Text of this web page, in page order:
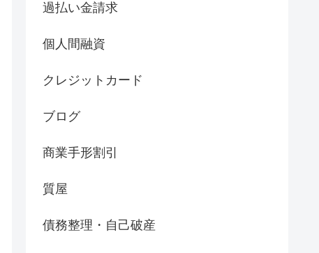
過払い金請求
個人間融資
クレジットカード
ブログ
商業手形割引
質屋
債務整理・自己破産